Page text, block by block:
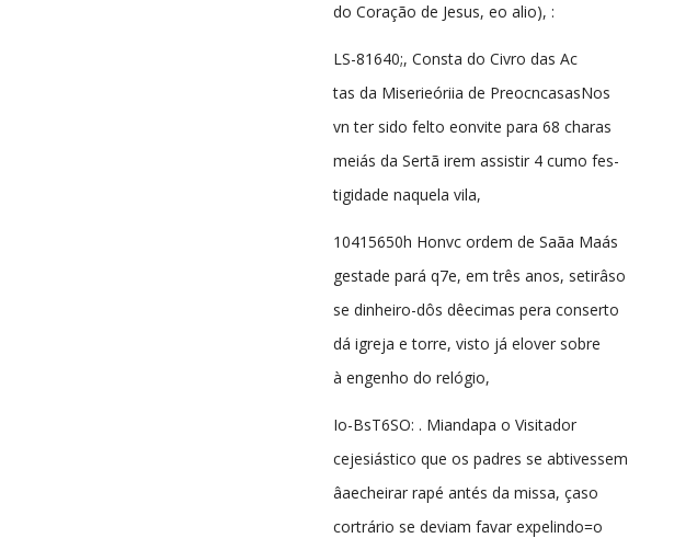
do Coração de Jesus, eo alio), :
LS-81640;, Consta do Civro das Ac
tas da Miserieóriia de PreocncasasNos
vn ter sido felto eonvite para 68 charas
meiás da Sertã irem assistir 4 cumo fes-
tigidade naquela vila,
10415650h Honvc ordem de Saãa Maás
gestade pará q7e, em três anos, setirâso
se dinheiro-dôs dêecimas pera conserto
dá igreja e torre, visto já elover sobre
à engenho do relógio,
Io-BsT6SO: . Miandapa o Visitador
cejesiástico que os padres se abtivessem
âaecheirar rapé antés da missa, çaso
cortrário se deviam favar expelindo=o